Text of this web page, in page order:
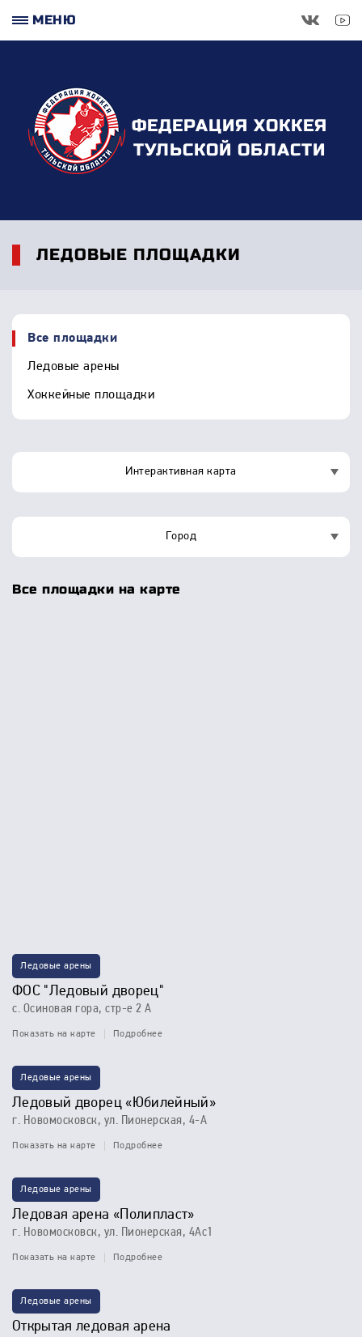
МЕНЮ
ФЕДЕРАЦИЯ ХОККЕЯ
ТУЛЬСКОЙ ОБЛАСТИ
ЛЕДОВЫЕ ПЛОЩАДКИ
Все площадки
Ледовые арены
Хоккейные площадки
Интерактивная карта
Город
Все площадки на карте
Ледовые арены
ФОС "Ледовый дворец"
с. Осиновая гора, стр-е 2 А
Показать на карте Подробнее
Ледовые арены
Ледовый дворец «Юбилейный»
г. Новомосковск, ул. Пионерская, 4-А
Показать на карте Подробнее
Ледовые арены
Ледовая арена «Полипласт»
г. Новомосковск, ул. Пионерская, 4Ас1
Показать на карте Подробнее
Ледовые арены
Открытая ледовая арена